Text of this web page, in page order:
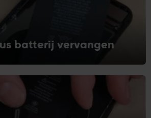
batterij vervangen